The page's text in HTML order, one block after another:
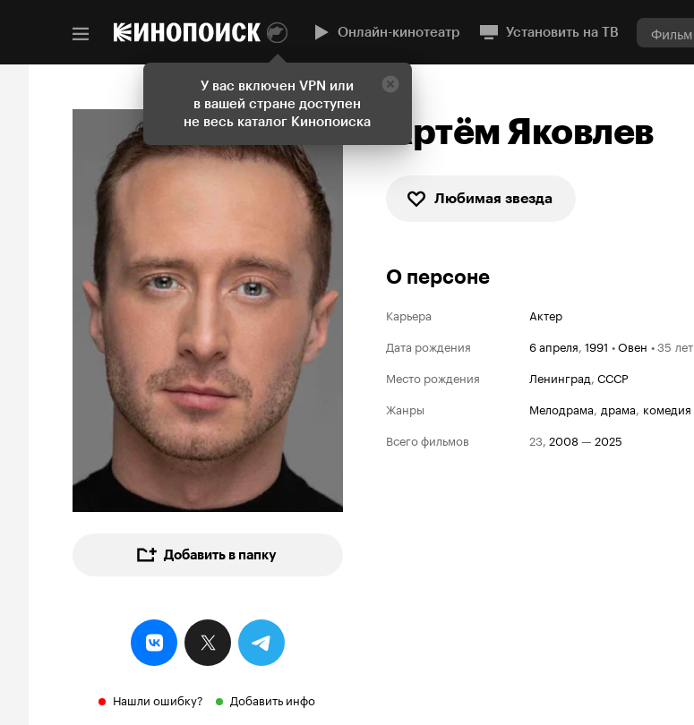
У вас включен VPN или
в вашей стране доступен
не весь каталог Кинопоиска
Онлайн-кинотеатр Установить на ТВ
Добавить в папку
Нашли ошибку? Добавить инфо
Артём Яковлев
Любимая звезда
О персоне
Карьера
Актер
Дата рождения
6 апреля, 1991 •Овен •35 лет
Место рождения
Ленинград, СССР
Жанры
мелодрама, драма, комедия
Всего фильмов
23, 2008— 2025